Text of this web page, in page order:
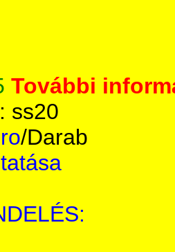
További
ss20
/Darab